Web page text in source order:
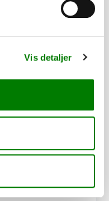
Vis detaljer
PÅ LAGER